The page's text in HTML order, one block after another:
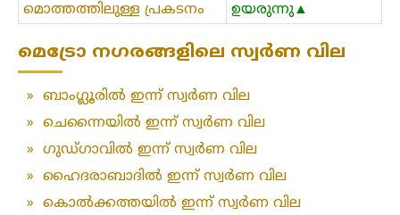
മൊത്തത്തിലുള്ള പ്രകടനം
ഉയരുന്നു▲
മെട്രോ നഗരങ്ങളിലെ സ്വർണ വില
» ബാംഗ്ലൂരിൽ ഇന്ന് സ്വർണ വില
» ചെന്നൈയിൽ ഇന്ന് സ്വർണ വില
» ഗുഡ്ഗാവിൽ ഇന്ന് സ്വർണ വില
» ഹൈദരാബാദിൽ ഇന്ന് സ്വർണ വില
» കൊൽക്കത്തയിൽ ഇന്ന് സ്വർണ വില